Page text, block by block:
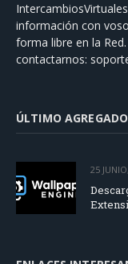
información con
forma libre en la
contactarnos:
ÚLTIMO AGREGADO
25